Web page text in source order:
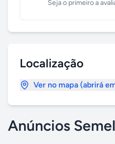
Seja o primeiro a
Localização
Ver no mapa (abrirá
Anúncios